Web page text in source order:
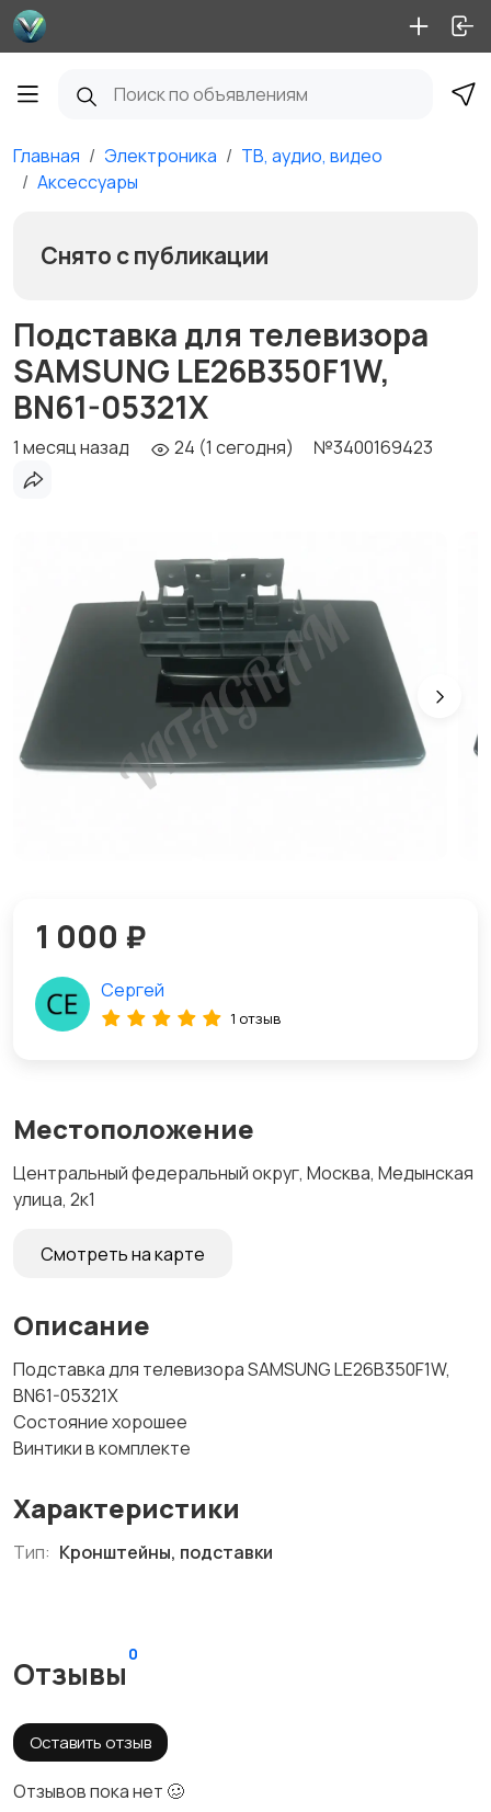
Главная Электроника
ТВ, аудио, видео
Аксессуары
Снято с публикации
Подставка для телевизора
SAMSUNG LE26B350F1W,
BN61-05321X
1 месяц назад 24 (1 сегодня) №3400169423
Местоположение
Центральный федеральный округ, Москва, Медынская
улица, 2к1
Смотреть на карте
Описание
Подставка для телевизора SAMSUNG LE26B350F1W,
BN61-05321X
Состояние хорошее
Винтики в комплекте
Характеристики
Тип: Кронштейны, подставки
Отзывы
0
Оставить отзыв
Отзывов пока нет 🥴
1 000 ₽
Сергей
1 отзыв